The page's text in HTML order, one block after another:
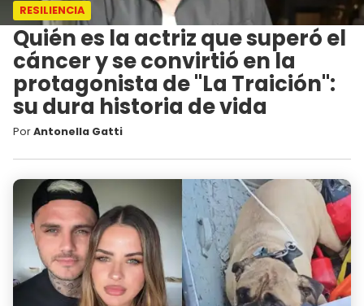
RESILIENCIA
Quién es la actriz que superó el
cáncer y se convirtió en la
protagonista de "La Traición":
su dura historia de vida
PorAntonella Gatti